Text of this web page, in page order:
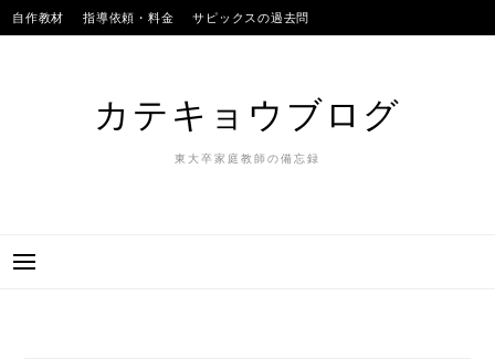
Skip
to
自作教材 指導依頼・料金 サピックスの過去問
カテキョウブログ
東大卒家庭教師の備忘録